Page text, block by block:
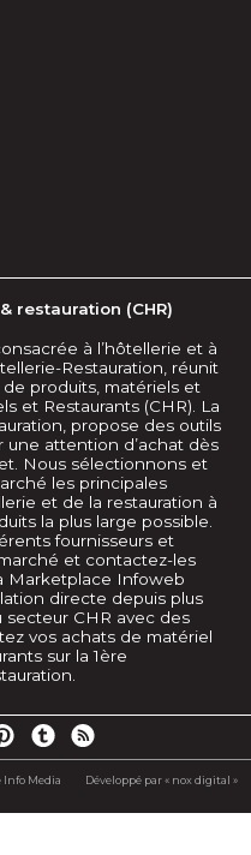
restauration (CHR)
à l’hôtellerie et à
Restauration, réunit
produits, matériels et
et Restaurants (CHR). La
propose des outils
attention d’achat dès
Nous sélectionnons et
les principales
et de la restauration à
la plus large possible.
fournisseurs et
et contactez-les
Marketplace Infoweb
directe depuis plus
secteur CHR avec des
vos achats de matériel
sur la 1ère
Info Media Développé par « nox digital »